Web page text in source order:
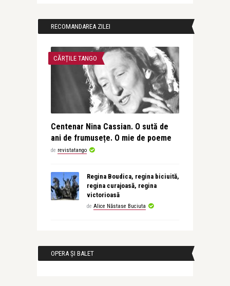
RECOMANDAREA ZILEI
CĂRȚILE TANGO
Centenar Nina Cassian. O sută de
ani de frumusețe. O mie de poeme
de revistatango
Regina Boudica, regina biciuită,
regina curajoasă, regina
victorioasă
de Alice Năstase Buciuta
OPERA ȘI BALET